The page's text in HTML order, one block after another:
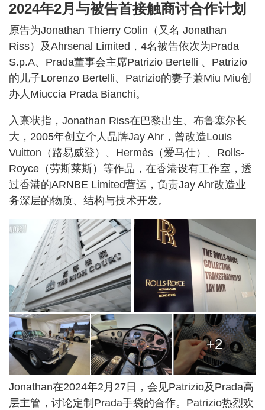
2024年2月与被告首接触商讨合作计划
原告为Jonathan Thierry Colin（又名 Jonathan
Riss）及Ahrsenal Limited，4名被告依次为Prada
S.p.A、Prada董事会主席Patrizio Bertelli 、Patrizio
的儿子Lorenzo Bertelli、Patrizio的妻子兼Miu Miu创
办人Miuccia Prada Bianchi。
入禀状指，Jonathan Riss在巴黎出生、布鲁塞尔长
大，2005年创立个人品牌Jay Ahr，曾改造Louis
Vuitton（路易威登）、Hermès（爱马仕）、Rolls-
Royce（劳斯莱斯）等作品，在香港设有工作室，透
过香港的ARNBE Limited营运，负责Jay Ahr改造业
务深层的物质、结构与技术开发。
+2
Jonathan在2024年2月27日，会见Patrizio及Prada高
层主管，讨论定制Prada手袋的合作。Patrizio热烈欢